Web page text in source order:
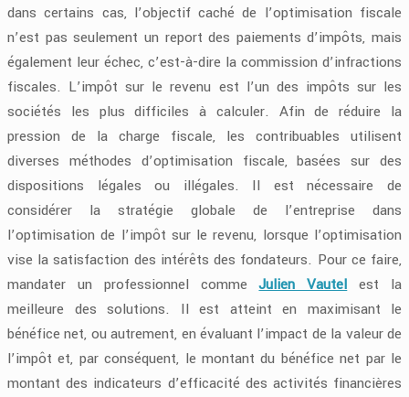
dans certains cas, l’objectif caché de l’optimisation fiscale
n’est pas seulement un report des paiements d’impôts, mais
également leur échec, c’est-à-dire la commission d’infractions
fiscales. L’impôt sur le revenu est l’un des impôts sur les
sociétés les plus difficiles à calculer. Afin de réduire la
pression de la charge fiscale, les contribuables utilisent
diverses méthodes d’optimisation fiscale, basées sur des
dispositions légales ou illégales. Il est nécessaire de
considérer la stratégie globale de l’entreprise dans
l’optimisation de l’impôt sur le revenu, lorsque l’optimisation
vise la satisfaction des intérêts des fondateurs. Pour ce faire,
mandater un professionnel commeJulien Vautel est la
meilleure des solutions. Il est atteint en maximisant le
bénéfice net, ou autrement, en évaluant l’impact de la valeur de
l’impôt et, par conséquent, le montant du bénéfice net par le
montant des indicateurs d’efficacité des activités financières